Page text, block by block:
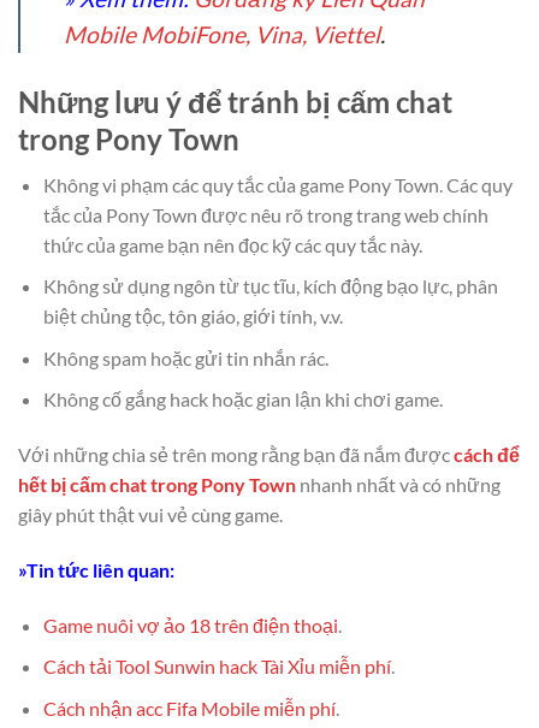
Mobile MobiFone, Vina, Viettel.
Những lưu ý để tránh bị cấm chat
trong Pony Town
Không vi phạm các quy tắc của game Pony Town. Các quy
tắc của Pony Town được nêu rõ trong trang web chính
thức của game bạn nên đọc kỹ các quy tắc này.
Không sử dụng ngôn từ tục tĩu, kích động bạo lực, phân
biệt chủng tộc, tôn giáo, giới tính, v.v.
Không spam hoặc gửi tin nhắn rác.
Không cố gắng hack hoặc gian lận khi chơi game.
Với những chia sẻ trên mong rằng bạn đã nắm đượccách để
hết bị cấm chat trong Pony Town nhanh nhất và có những
giây phút thật vui vẻ cùng game.
»Tin tức liên quan:
Game nuôi vợ ảo 18 trên điện thoại.
Cách tải Tool Sunwin hack Tài Xỉu miễn phí.
Cách nhận acc Fifa Mobile miễn phí.